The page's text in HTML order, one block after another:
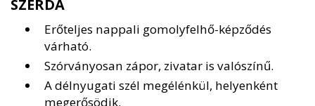
SZERDA
Erőteljes nappali gomolyfelhő-képződés
várható.
Szórványosan zápor, zivatar is valószínű.
A délnyugati szél megélénkül, helyenként
megerősödik.